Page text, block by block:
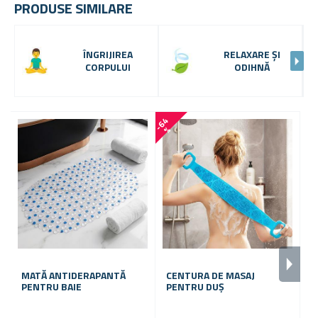
PRODUSE SIMILARE
ÎNGRIJIREA
CORPULUI
RELAXARE ȘI
ODIHNĂ
MATĂ ANTIDERAPANTĂ
PENTRU BAIE
-
6
4
%
CENTURA DE MASAJ
PENTRU DUȘ